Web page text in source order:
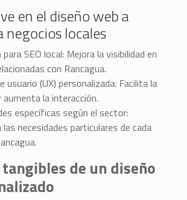
en el diseño web a
negocios locales
SEO local: Mejora la visibilidad en
con Rancagua.
usuario (UX) personalizada: Facilita la
la interacción.
específicas según el sector:
necesidades particulares de cada
de un diseño